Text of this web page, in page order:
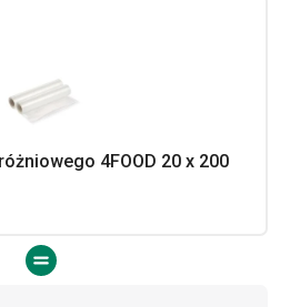
4FOOD 20 x 200